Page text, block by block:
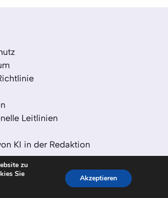
Leitlinien
KI in der Redaktion
zu
Sie
Akzeptieren